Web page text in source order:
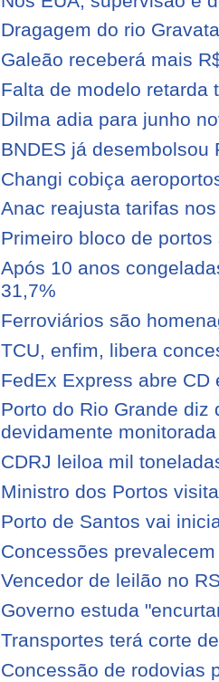
Dragagem do rio
Galeão receberá mais
Falta de modelo retarda
Dilma adia para junho
BNDES já
Changi cobiça
Anac reajusta tarifas
Primeiro bloco de
Após 10 anos
31,7%
Ferroviários são
TCU, enfim, libera
FedEx Express abre CD
Porto do Rio Grande
devidamente monitorada
CDRJ leiloa mil
Ministro dos Portos
Porto de Santos vai
Concessões
Vencedor de leilão no
Governo estuda
Transportes terá corte
Concessão de rodovias